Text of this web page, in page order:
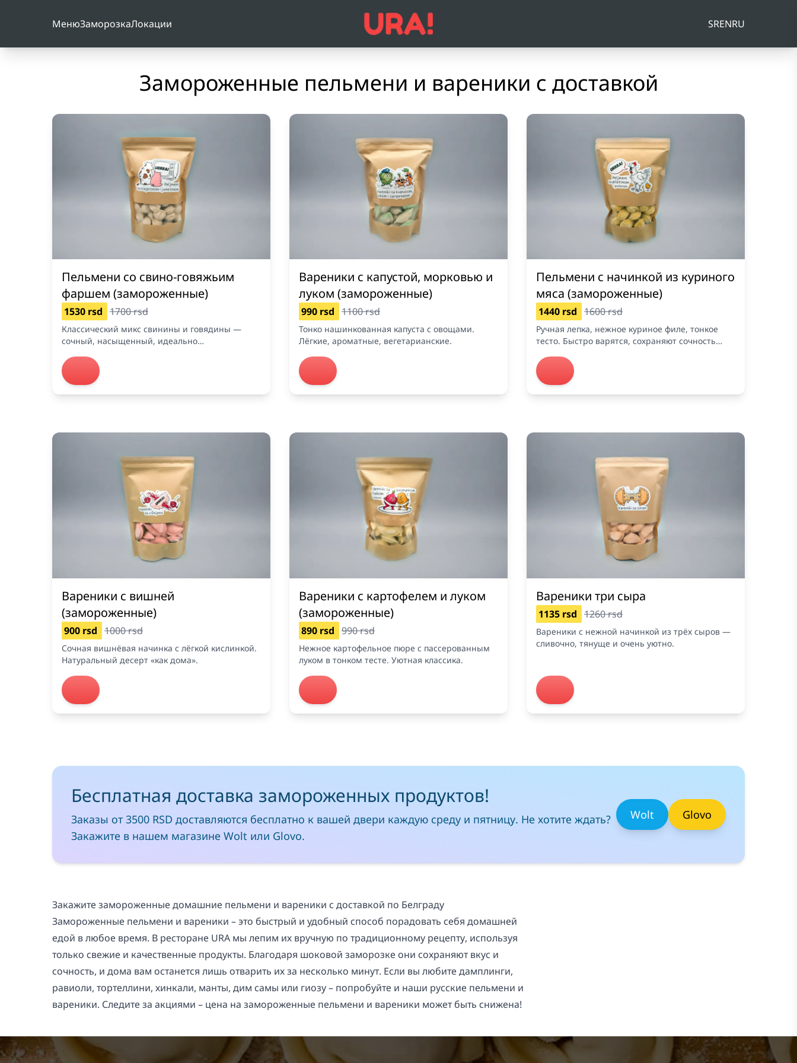
МенюЗаморозкаЛокации SRENRU
Замороженные пельмени и вареники с доставкой
Пельмени со свино-говяжьим
фаршем (замороженные)
1530 rsd 1700 rsd
Классический микс свинины и говядины —
сочный, насыщенный, идеально
Вареники с капустой, морковью и
луком (замороженные)
990 rsd 1100 rsd
Тонко нашинкованная капуста с овощами.
Лёгкие, ароматные, вегетарианские.
Пельмени с начинкой из куриного
мяса (замороженные)
1440 rsd 1600 rsd
Ручная лепка, нежное куриное филе, тонкое
тесто. Быстро варятся, сохраняют сочность
Вареники с вишней
(замороженные)
900 rsd 1000 rsd
Сочная вишнёвая начинка с лёгкой кислинкой.
Натуральный десерт «как дома».
Вареники с картофелем и луком
(замороженные)
890 rsd 990 rsd
Нежное картофельное пюре с пассерованным
луком в тонком тесте. Уютная классика.
Вареники три сыра
1135 rsd 1260 rsd
Вареники с нежной начинкой из трёх сыров —
сливочно, тянуще и очень уютно.
Бесплатная доставка замороженных продуктов!
Заказы от 3500 RSD доставляются бесплатно к вашей двери каждую среду и пятницу. Не хотите ждать?
Закажите в нашем магазине Wolt или Glovo.
Wolt Glovo
Закажите замороженные домашние пельмени и вареники с доставкой по Белграду
Замороженные пельмени и вареники – это быстрый и удобный способ порадовать себя домашней
едой в любое время. В ресторане URA мы лепим их вручную по традиционному рецепту, используя
только свежие и качественные продукты. Благодаря шоковой заморозке они сохраняют вкус и
сочность, и дома вам останется лишь отварить их за несколько минут. Если вы любите дамплинги,
равиоли, тортеллини, хинкали, манты, дим самы или гиозу – попробуйте и наши русские пельмени и
вареники. Следите за акциями – цена на замороженные пельмени и вареники может быть снижена!